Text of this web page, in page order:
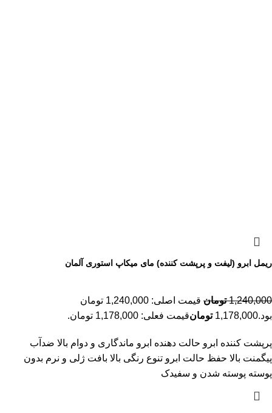
ریمل ابرو (لیفت و پرپشت کننده) مای میکاپ استوری آلمان
1,240,000 تومان
قیمت اصلی: 1,240,000 تومان
بود.1,178,000 تومانقیمت فعلی: 1,178,000 تومان.
پرپشت کننده ابرو حالت دهنده ابرو ماندگاری و دوام بالا ضدآب
پیگمنت بالا حفظ حالت ابرو تنوع رنگی بالا بافت ژلی و نرم بدون
پوسته پوسته شدن و سفیدک